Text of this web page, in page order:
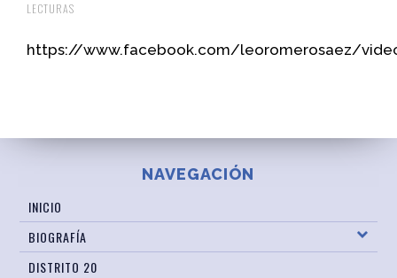
LECTURAS
https://www.facebook.com/leoromerosaez/
NAVEGACIÓN
INICIO
BIOGRAFÍA
DISTRITO 20